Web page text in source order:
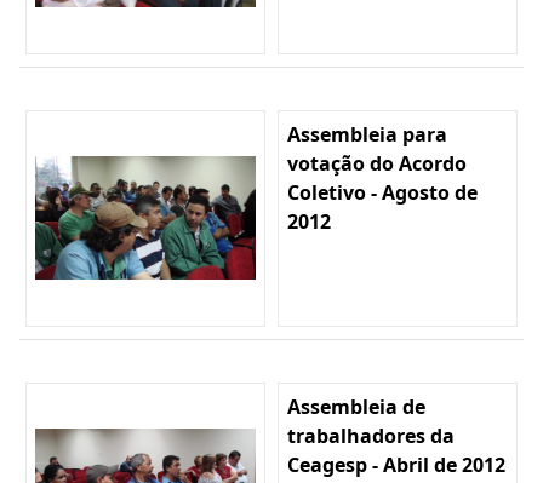
Assembleia para
votação do Acordo
Coletivo - Agosto de
2012
Assembleia de
trabalhadores da
Ceagesp - Abril de 2012